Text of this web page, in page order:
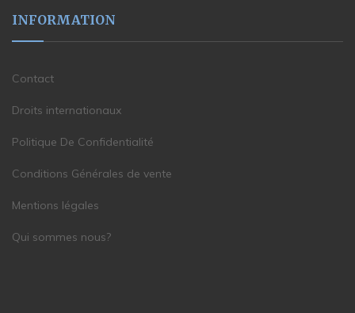
INFORMATION
Contact
Droits internationaux
Politique De Confidentialité
Conditions Générales de vente
Mentions légales
Qui sommes nous?